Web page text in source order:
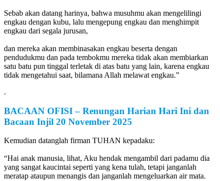
Sebab akan datang harinya, bahwa musuhmu akan mengelilingi
engkau dengan kubu, lalu mengepung engkau dan menghimpit
engkau dari segala jurusan,
dan mereka akan membinasakan engkau beserta dengan
pendudukmu dan pada tembokmu mereka tidak akan membiarkan
satu batu pun tinggal terletak di atas batu yang lain, karena engkau
tidak mengetahui saat, bilamana Allah melawat engkau.”
.
BACAAN OFISI– Renungan Harian Hari Ini dan
Bacaan Injil 20 November 2025
Kemudian datanglah firman TUHAN kepadaku:
“Hai anak manusia, lihat, Aku hendak mengambil dari padamu dia
yang sangat kaucintai seperti yang kena tulah, tetapi janganlah
meratap ataupun menangis dan janganlah mengeluarkan air mata.